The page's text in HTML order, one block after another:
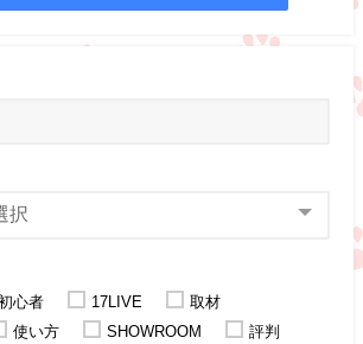
心者 17LIVE
取材
使い方 SHOWROOM
評判